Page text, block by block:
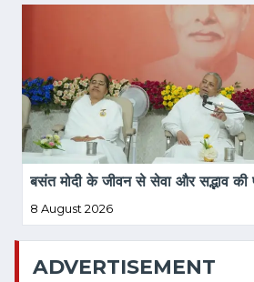
बसंत मोदी के जीवन से सेवा और सद्भाव की
8 August 2026
ADVERTISEMENT